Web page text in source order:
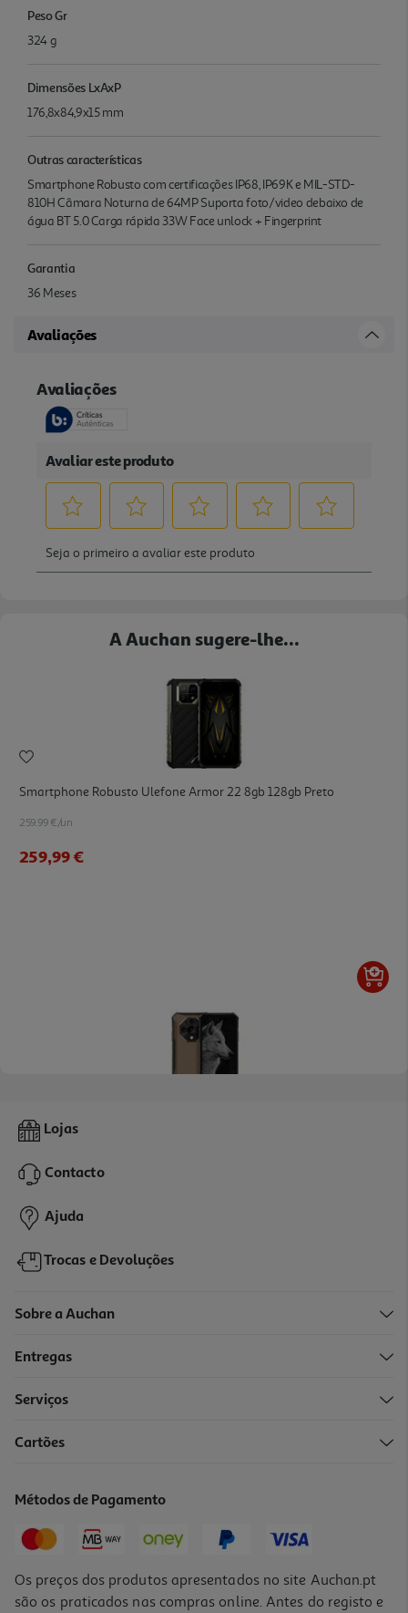
Peso Gr
324 g
Dimensões LxAxP
176,8x84,9x15 mm
Outras características
Smartphone Robusto com certificações IP68, IP69K e MIL-STD-
810H Câmara Noturna de 64MP Suporta foto/video debaixo de
água BT 5.0 Carga rápida 33W Face unlock + Fingerprint
Garantia
36 Meses
Avaliações
A Auchan sugere-lhe...
Smartphone Robusto Ulefone Armor 22 8gb 128gb Preto
259.99 €/un
259,99 €
Smartphone Robusto Ulefone Armor X16 Pro Sand Dune 8/256
369,99 €
Lojas
Contacto
Ajuda
Trocas e Devoluções
Sobre a Auchan
Entregas
Serviços
Cartões
Métodos de Pagamento
Os preços dos produtos apresentados no site Auchan.pt
são os praticados nas compras online. Antes do registo e